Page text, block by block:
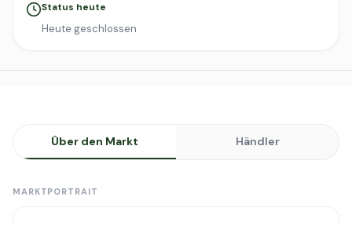
Status heute
Heute geschlossen
Über den Markt Händler
MARKTPORTRAIT